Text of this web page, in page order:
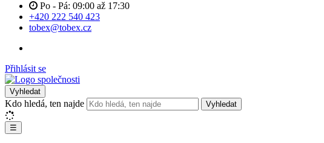
Po - Pá: 09:00 až 17:30
+420 222 540 423
tobex@tobex.cz
Přihlásit se
Vyhledat
Kdo hledá, ten najde Vyhledat
☰